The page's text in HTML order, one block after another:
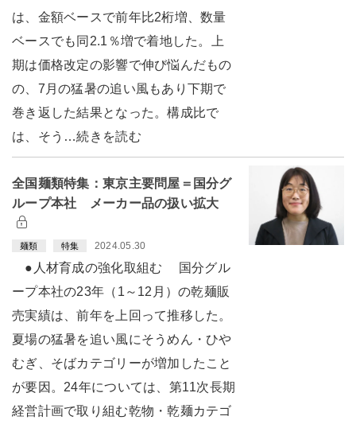
は、金額ベースで前年比2桁増、数量
ベースでも同2.1％増で着地した。上
期は価格改定の影響で伸び悩んだもの
の、7月の猛暑の追い風もあり下期で
巻き返した結果となった。構成比で
は、そう…続きを読む
全国麺類特集：東京主要問屋＝国分グ
ループ本社 メーカー品の扱い拡大
麺類 特集 2024.05.30
●人材育成の強化取組む 国分グル
ープ本社の23年（1～12月）の乾麺販
売実績は、前年を上回って推移した。
夏場の猛暑を追い風にそうめん・ひや
むぎ、そばカテゴリーが増加したこと
が要因。24年については、第11次長期
経営計画で取り組む乾物・乾麺カテゴ